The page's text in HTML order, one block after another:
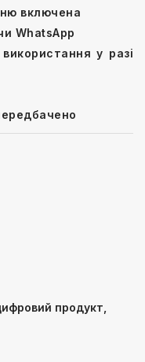
включена
WhatsApp
у разі
продукт,